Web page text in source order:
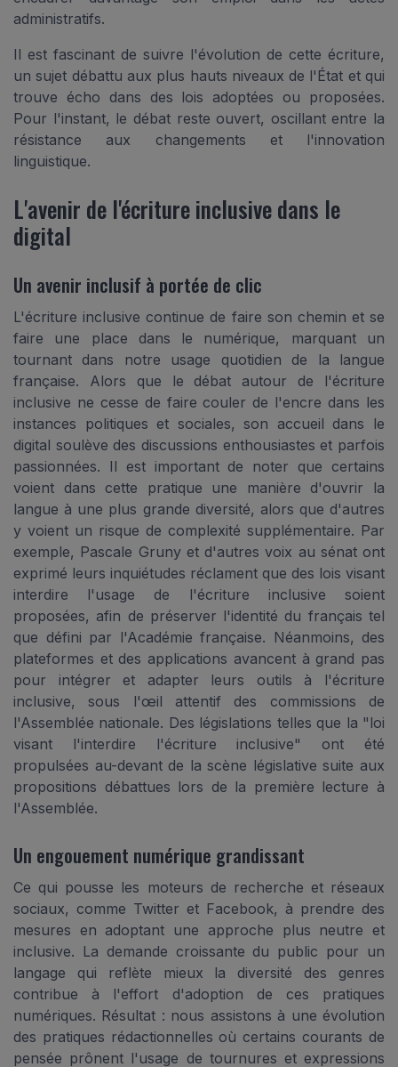
administratifs.
Il est fascinant de suivre l'évolution de cette écriture,
un sujet débattu aux plus hauts niveaux de l'État et qui
trouve écho dans des lois adoptées ou proposées.
Pour l'instant, le débat reste ouvert, oscillant entre la
résistance aux changements et l'innovation
linguistique.
L'avenir de l'écriture inclusive dans le
digital
Un avenir inclusif à portée de clic
L'écriture inclusive continue de faire son chemin et se
faire une place dans le numérique, marquant un
tournant dans notre usage quotidien de la langue
française. Alors que le débat autour de l'écriture
inclusive ne cesse de faire couler de l'encre dans les
instances politiques et sociales, son accueil dans le
digital soulève des discussions enthousiastes et parfois
passionnées. Il est important de noter que certains
voient dans cette pratique une manière d'ouvrir la
langue à une plus grande diversité, alors que d'autres
y voient un risque de complexité supplémentaire. Par
exemple, Pascale Gruny et d'autres voix au sénat ont
exprimé leurs inquiétudes réclament que des lois visant
interdire l'usage de l'écriture inclusive soient
proposées, afin de préserver l'identité du français tel
que défini par l'Académie française. Néanmoins, des
plateformes et des applications avancent à grand pas
pour intégrer et adapter leurs outils à l'écriture
inclusive, sous l'œil attentif des commissions de
l'Assemblée nationale. Des législations telles que la "loi
visant l'interdire l'écriture inclusive" ont été
propulsées au-devant de la scène législative suite aux
propositions débattues lors de la première lecture à
l'Assemblée.
Un engouement numérique grandissant
Ce qui pousse les moteurs de recherche et réseaux
sociaux, comme Twitter et Facebook, à prendre des
mesures en adoptant une approche plus neutre et
inclusive. La demande croissante du public pour un
langage qui reflète mieux la diversité des genres
contribue à l'effort d'adoption de ces pratiques
numériques. Résultat : nous assistons à une évolution
des pratiques rédactionnelles où certains courants de
pensée prônent l'usage de tournures et expressions